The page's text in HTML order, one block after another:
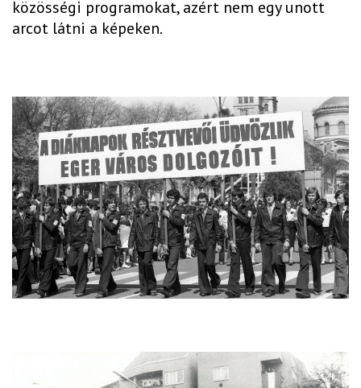
közösségi programokat, azért nem egy unott
arcot látni a képeken.